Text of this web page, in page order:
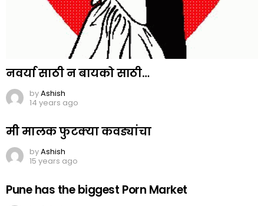
नवर्या साठी न बायको साठी…
byAshish
14 years ago
मी मालक फुटक्या कवड्यांचा
byAshish
15 years ago
Pune has the biggest Porn Market